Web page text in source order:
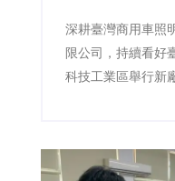
深耕臺灣商用車照
限公司，持續看好
科技工業區舉行新
造50個在地就業機
局的決心，也為臺